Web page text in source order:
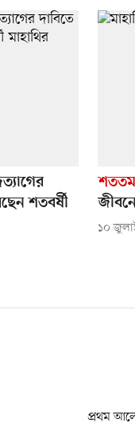
শতবর্ষী
শততম
১০
প্রথম আলো